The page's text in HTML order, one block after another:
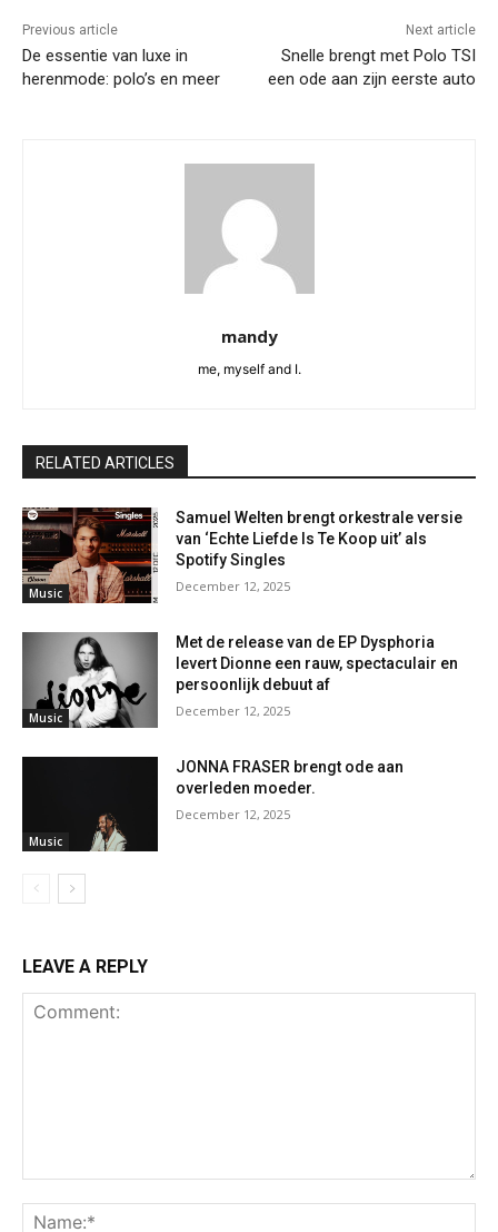
Previous article
De essentie van luxe in
herenmode: polo’s en meer
Next article
Snelle brengt met Polo TSI
een ode aan zijn eerste auto
mandy
me, myself and I.
RELATED ARTICLES
Music
Samuel Welten brengt orkestrale versie
van ‘Echte Liefde Is Te Koop uit’ als
Spotify Singles
December 12, 2025
Music
Met de release van de EP Dysphoria
levert Dionne een rauw, spectaculair en
persoonlijk debuut af
December 12, 2025
Music
JONNA FRASER brengt ode aan
overleden moeder.
December 12, 2025
LEAVE A REPLY